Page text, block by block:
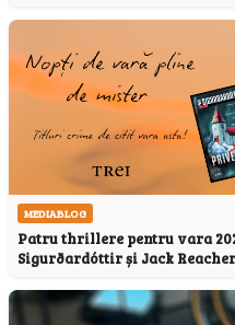
MEDIABLOG
Patru thrillere pentru vara
Sigurðardóttir și Jack Reacher